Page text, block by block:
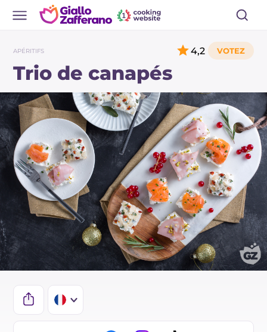
APÉRITIFS
Trio de canapés
4,2
IT